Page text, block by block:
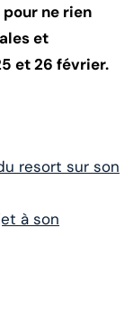
ne rien
et
et 26 février.
resort sur son
à son